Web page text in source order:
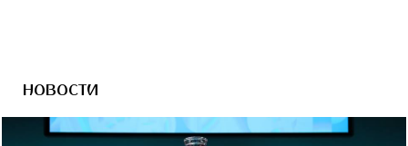
НОВОСТИ